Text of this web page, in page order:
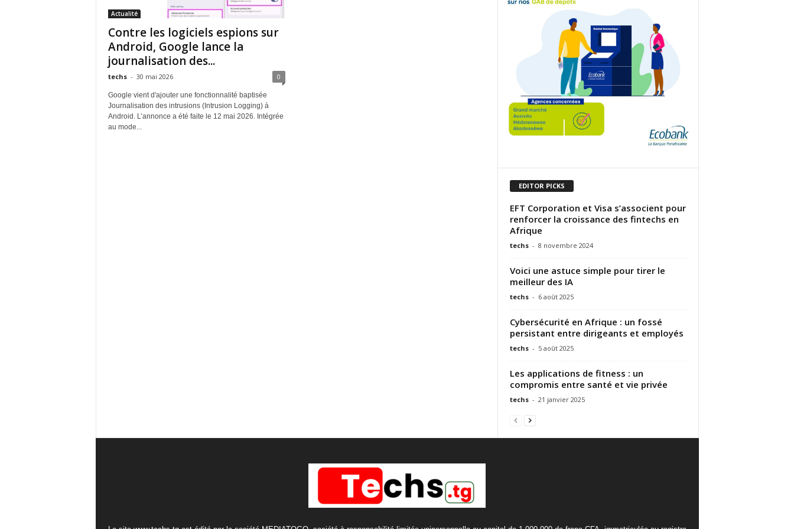
Actualité
Contre les logiciels espions sur
Android, Google lance la
journalisation des...
techs - 30 mai 2026 0
Google vient d'ajouter une fonctionnalité baptisée
Journalisation des intrusions (Intrusion Logging) à
Android. L’annonce a été faite le 12 mai 2026. Intégrée
au mode...
EDITOR PICKS
EFT Corporation et Visa s’associent pour
renforcer la croissance des fintechs en
Afrique
techs - 8 novembre 2024
Voici une astuce simple pour tirer le
meilleur des IA
techs - 6 août 2025
Cybersécurité en Afrique : un fossé
persistant entre dirigeants et employés
techs - 5 août 2025
Les applications de fitness : un
compromis entre santé et vie privée
techs - 21 janvier 2025